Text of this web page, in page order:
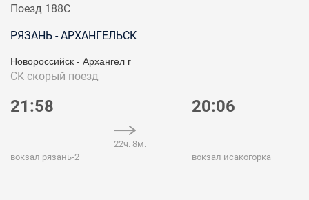
Поезд 188С
РЯЗАНЬ - АРХАНГЕЛЬСК
Новороссийск - Архангел г
СК скорый поезд
21:58
вокзал рязань-2
22ч. 8м.
20:06
вокзал исакогорка